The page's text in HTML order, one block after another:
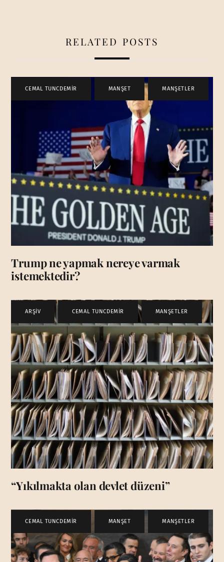
RELATED POSTS
CEMAL TUNCDEMİR MANŞET , MANŞETLER
Trump ne yapmak nereye varmak
istemektedir?
ARŞİV CEMAL TUNCDEMİR , MANŞETLER
“Yıkılmakta olan devlet düzeni”
CEMAL TUNCDEMİR MANŞET MANŞETLER